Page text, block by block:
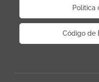
Politica
Código de